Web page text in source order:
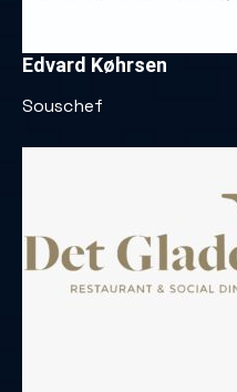
Edvard Køhrsen
Souschef